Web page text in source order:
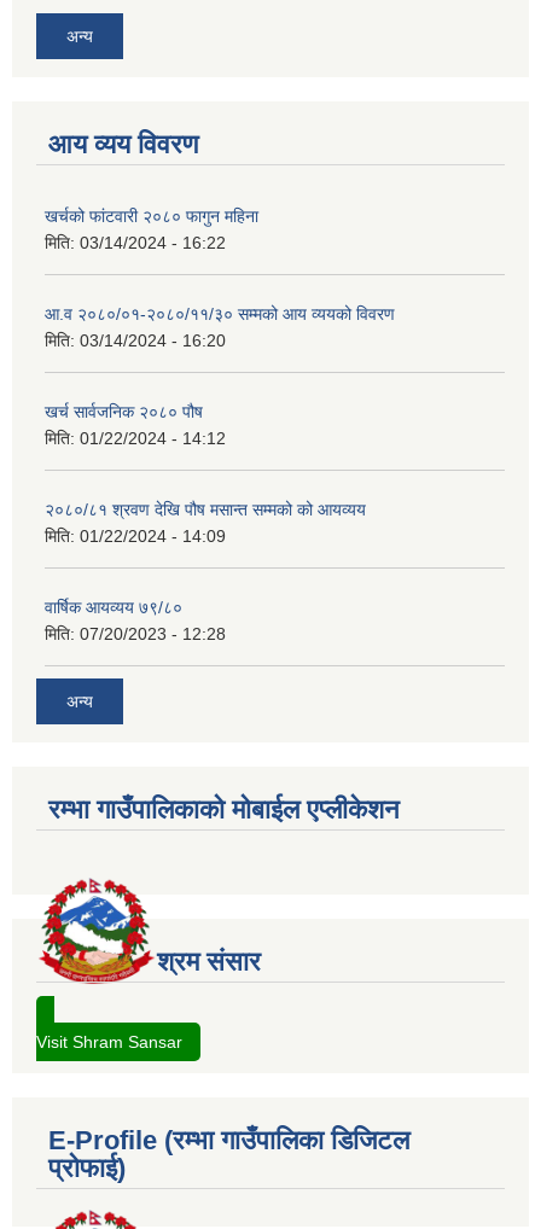
अन्य
आय व्यय विवरण
खर्चको फांटवारी २०८० फागुन महिना
मिति: 03/14/2024 - 16:22
आ.व २०८०/०१-२०८०/११/३० सम्मको आय व्ययको विवरण
मिति: 03/14/2024 - 16:20
खर्च सार्वजनिक २०८० पौष
मिति: 01/22/2024 - 14:12
२०८०/८१ श्रवण देखि पौष मसान्त सम्मको को आयव्यय
मिति: 01/22/2024 - 14:09
वार्षिक आयव्यय ७९/८०
मिति: 07/20/2023 - 12:28
अन्य
रम्भा गाउँपालिकाको मोबाईल एप्लीकेशन
श्रम संसार
Visit Shram Sansar
E-Profile (रम्भा गाउँपालिका डिजिटल
प्रोफाई)